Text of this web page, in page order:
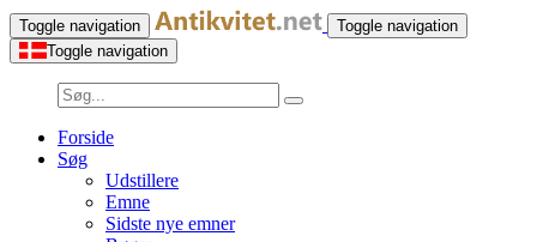
Toggle navigation
Toggle navigation
Toggle navigation
Forside
Søg
Udstillere
Emne
Sidste nye emner